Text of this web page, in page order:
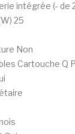
intégrée (- de
25
Non
Cartouche Q